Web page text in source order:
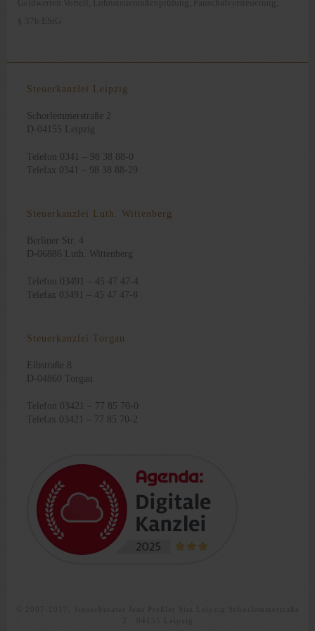
Geldwerten Vorteil Lohnsteueraußenprüfung Pauschalversteuerung
§ 37b EStG
Steuerkanzlei Leipzig
Schorlemmerstraße 2
D-04155 Leipzig
Telefon 0341 – 98 38 88-0
Telefax 0341 – 98 38 88-29
Steuerkanzlei Luth. Wittenberg
Berliner Str. 4
D-06886 Luth. Wittenberg
Telefon 03491 – 45 47 47-4
Telefax 03491 – 45 47 47-8
Steuerkanzlei Torgau
Elbstraße 8
D-04860 Torgau
Telefon 03421 – 77 85 70-0
Telefax 03421 – 77 85 70-2